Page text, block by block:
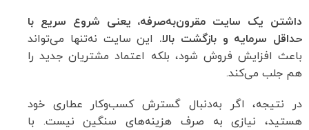
داشتن یک سایت مقرون‌به‌صرفه، یعنی شروع سریع با
حداقل سرمایه و بازگشت بالا. این سایت نه‌تنها می‌تواند
باعث افزایش فروش شود، بلکه اعتماد مشتریان جدید را
هم جلب می‌کند.
در نتیجه، اگر به‌دنبال گسترش کسب‌وکار عطاری خود
هستید، نیازی به صرف هزینه‌های سنگین نیست. با